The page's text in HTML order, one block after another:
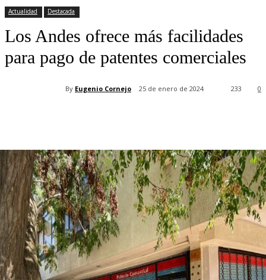
Actualidad Destacada
Los Andes ofrece más facilidades
para pago de patentes comerciales
By Eugenio Cornejo 25 de enero de 2024 0
233